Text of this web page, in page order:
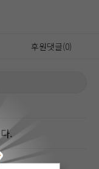
후원댓글(0)
.